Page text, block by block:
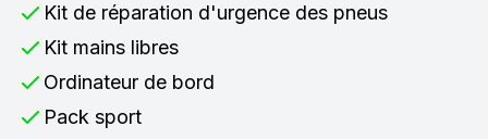
Kit de réparation d'urgence des pneus
Kit mains libres
Ordinateur de bord
Pack sport